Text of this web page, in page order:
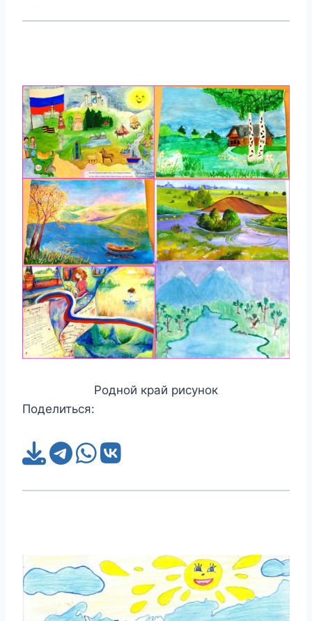
Родной край рисунок
Поделиться: